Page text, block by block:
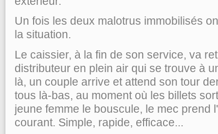
Un fois les deux malotrus immobilisés
la situation.
Le caissier, à la fin de son service, va
distributeur en plein air qui se trouve à
là, un couple arrive et attend son tour
tous là-bas, au moment où les billets
jeune femme le bouscule, le mec prend
courant. Simple, rapide, efficace...